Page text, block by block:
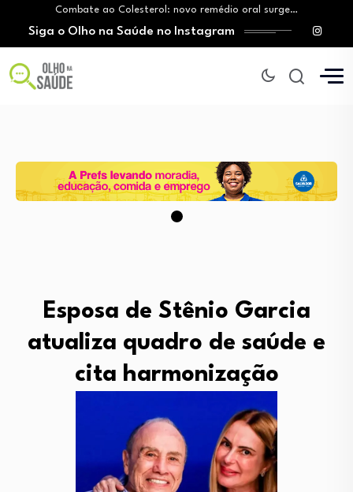
Combate ao Colesterol: novo remédio oral surge…
Agosto Branco: crescimento do uso de cigarros…
Aleitamento materno: Salvador amplia ações de incentivo…
Projeto torna vacina contra HPV obrigatória e…
Menopausa: secura, dor e baixa libido não…
Siga o Olho na Saúde no Instagram
Esposa de Stênio Garcia
atualiza quadro de saúde e
cita harmonização